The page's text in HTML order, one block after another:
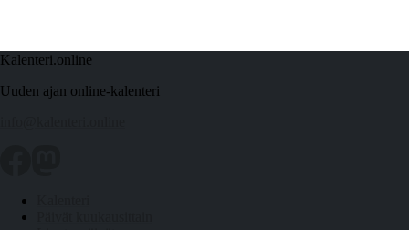
Kalenteri.online
Uuden ajan online-kalenteri